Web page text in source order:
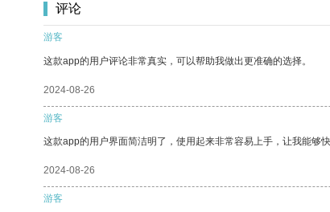
评论
游客
这款app的用户评论非常真实，可以帮助我做出更准确的选择。
2024-08-26
游客
这款app的用户界面简洁明了，使用起来非常容易上手，让我能够
2024-08-26
游客